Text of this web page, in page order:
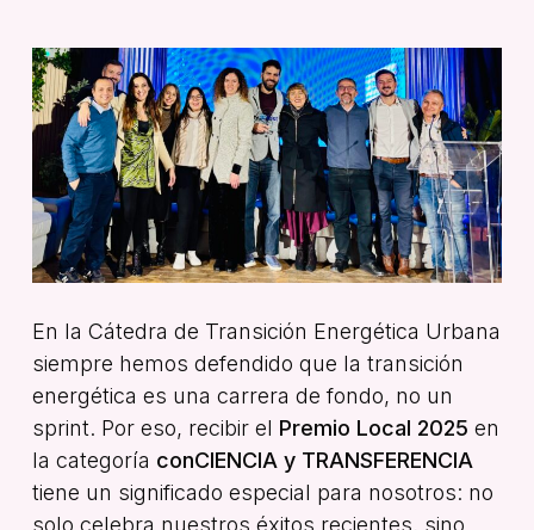
En la Cátedra de Transición Energética Urbana
siempre hemos defendido que la transición
energética es una carrera de fondo, no un
sprint. Por eso, recibir el Premio Local 2025 en
la categoría conCIENCIA y TRANSFERENCIA
tiene un significado especial para nosotros: no
solo celebra nuestros éxitos recientes, sino